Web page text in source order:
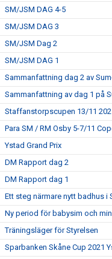
SM/JSM DAG 4-5
SM/JSM DAG 3
SM/JSM Dag 2
SM/JSM DAG 1
Sammanfattning dag 2 av
Sammanfattning av dag 1 på
Staffanstorpscupen 13/11
Para SM / RM Osby 5-7/11
Ystad Grand Prix
DM Rapport dag 2
DM Rapport dag 1
Ett steg närmare nytt badhus i
Ny period för babysim och
Träningsläger för Styrelsen
Sparbanken Skåne Cup 2021